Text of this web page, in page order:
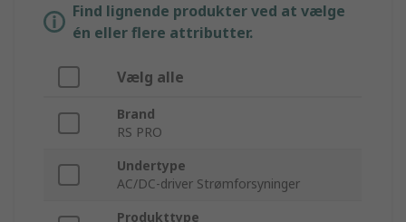
Find lignende produkter ved at vælge
én eller flere attributter.
Vælg alle
Brand
RS PRO
Undertype
AC/DC-driver Strømforsyninger
Produkttype